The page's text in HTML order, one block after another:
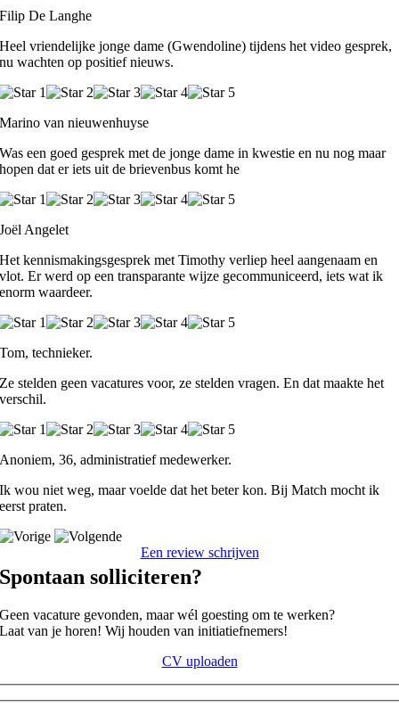
Filip De Langhe
Heel vriendelijke jonge dame (Gwendoline) tijdens het video gesprek,
nu wachten op positief nieuws.
Marino van nieuwenhuyse
Was een goed gesprek met de jonge dame in kwestie en nu nog maar
hopen dat er iets uit de brievenbus komt he
Joël Angelet
Het kennismakingsgesprek met Timothy verliep heel aangenaam en
vlot. Er werd op een transparante wijze gecommuniceerd, iets wat ik
enorm waardeer.
Tom, technieker.
Ze stelden geen vacatures voor, ze stelden vragen. En dat maakte het
verschil.
Anoniem, 36, administratief medewerker.
Ik wou niet weg, maar voelde dat het beter kon. Bij Match mocht ik
eerst praten.
Een review schrijven
Spontaan solliciteren?
Geen vacature gevonden, maar wél goesting om te werken?
Laat van je horen! Wij houden van initiatiefnemers!
CV uploaden